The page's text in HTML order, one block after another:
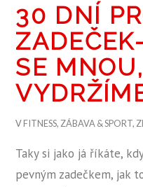
30 DNÍ
SE
VFITNESS, ZÁBAVA & SPORT,
Taky si jako já říkáte,
pevným zadečkem, jak